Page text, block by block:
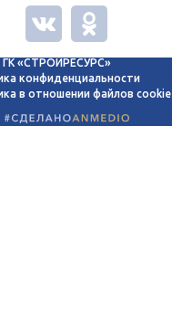
ГК «СТРОЙРЕСУРС»
конфиденциальности
в отношении файлов cookie